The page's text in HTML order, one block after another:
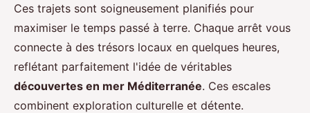
Ces trajets sont soigneusement planifiés pour
maximiser le temps passé à terre. Chaque arrêt vous
connecte à des trésors locaux en quelques heures,
reflétant parfaitement l'idée de véritables
découvertes en mer Méditerranée. Ces escales
combinent exploration culturelle et détente.